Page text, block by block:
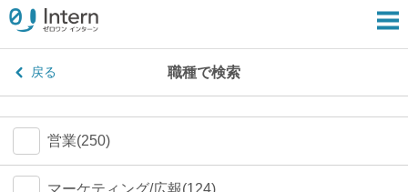
戻る 職種で検索
営業(250)
マーケティング/広報(124)